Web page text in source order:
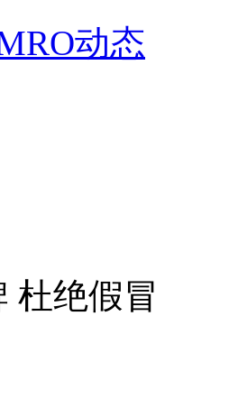
动态
杜绝假冒